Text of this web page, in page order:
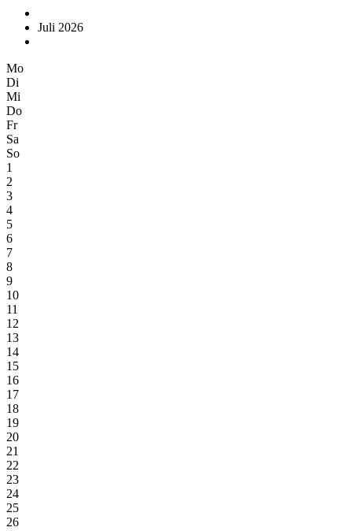
Juli 2026
Mo
Di
Mi
Do
Fr
Sa
So
1
2
3
4
5
6
7
8
9
10
11
12
13
14
15
16
17
18
19
20
21
22
23
24
25
26